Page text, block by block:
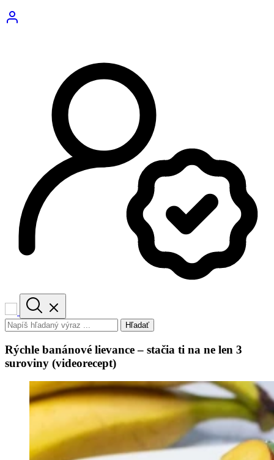
Hľadať
Rýchle banánové lievance – stačia ti na ne len 3
suroviny (videorecept)